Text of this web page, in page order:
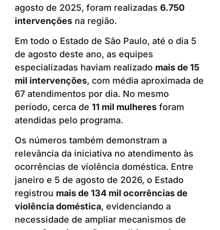
agosto de 2025, foram realizadas 6.750
intervenções na região.
Em todo o Estado de São Paulo, até o dia 5
de agosto deste ano, as equipes
especializadas haviam realizado mais de 15
mil intervenções, com média aproximada de
67 atendimentos por dia. No mesmo
período, cerca de 11 mil mulheres foram
atendidas pelo programa.
Os números também demonstram a
relevância da iniciativa no atendimento às
ocorrências de violência doméstica. Entre
janeiro e 5 de agosto de 2026, o Estado
registrou mais de 134 mil ocorrências de
violência doméstica, evidenciando a
necessidade de ampliar mecanismos de